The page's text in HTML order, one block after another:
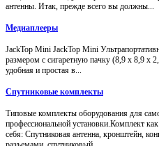
антенны. Итак, прежде всего вы должны...
Медиаплееры
JackTop Mini JackTop Mini
размером с сигаретную пачку (8,9 x 8,9 x
удобная и простая в...
Спутниковые комплекты
Типовые комплекты оборудования для
профессиональной установки.Комплект
себя: Спутниковая антенна, кронштейн,